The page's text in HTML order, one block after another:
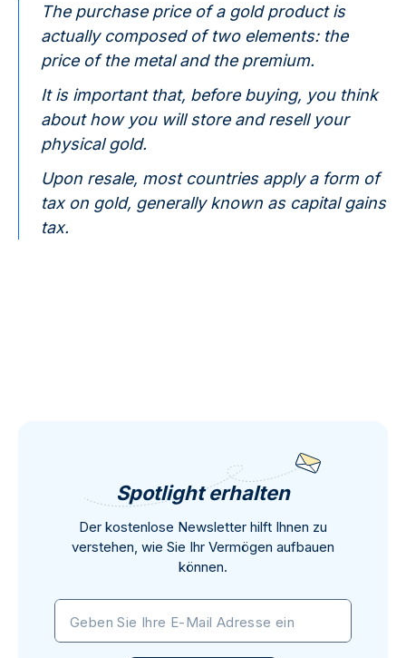
The purchase price of a gold product is
actually composed of two elements: the
price of the metal and the premium.
It is important that, before buying, you think
about how you will store and resell your
physical gold.
Upon resale, most countries apply a form of
tax on gold, generally known as capital gains
tax.
Spotlight erhalten
Der kostenlose Newsletter hilft Ihnen zu
verstehen, wie Sie Ihr Vermögen aufbauen
können.
Geben Sie Ihre E-Mail Adresse ein